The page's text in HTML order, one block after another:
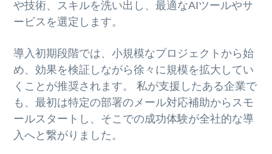
や技術、スキルを洗い出し、最適なAIツールやサ
ービスを選定します。
導入初期段階では、小規模なプロジェクトから始
め、効果を検証しながら徐々に規模を拡大してい
くことが推奨されます。 私が支援したある企業で
も、最初は特定の部署のメール対応補助からスモ
ールスタートし、そこでの成功体験が全社的な導
入へと繋がりました。